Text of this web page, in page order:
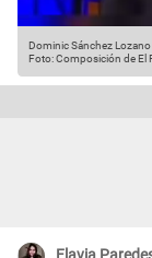
Dominic Sánchez
Foto: Composición de El